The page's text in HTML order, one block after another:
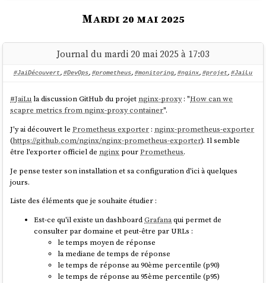
NVIM v0.11.4
LuaJIT 2.1.1748459687
Avec la commanderpm-ostree apply-live
Cette fonctionnalité doit se limité à des petits utilitaires. Pour les
composants systèmes, il est conseillé d'effectuer unreboot.
Note suivante : "Système de mise à jour d'Android, Chrome OS, MacOS
et MS Windows
J'ai publié ce playgroundsveltekit-environment-variable-
projetSSRavechydration.
différents (.envrc) :
# Set at application build time
export PUBLIC_VERSION="0.1.0"
# Set at application startup time and
accessible only on server side
POSTGRESQL_URL="postgresql://myuser:mypassword
123@localhost:5432/mydatabase"
# Set at application startup time and
accessible on frontend side
PUBLIC_GOATCOUNTER_ENDPOINT=https://example.co
Cela fonctionne parfaitement bien, c'est simple, pratique, un pur
Mardi 20 mai 2025
Journal du mardi 20 mai 2025 à 17:03
#JaiDécouvert, #DevOps, #prometheus, #monitoring, #nginx, #projet, #JaiLu
#JaiLula discussion GitHub du projetnginx-proxy: "How can we
scapre metrics from nginx-proxy container".
J'y ai découvert lePrometheus exporter : nginx-prometheus-exporter
(https://github.com/nginx/nginx-prometheus-exporter). Il semble
être l'exporter officiel de nginx pourPrometheus.
Je pense tester son installation et sa configuration d'ici à quelques
jours.
Liste des éléments que je souhaite étudier :
Est-ce qu'il existe un dashboardGrafanaqui permet de
consulter par domaine et peut-être par URLs :
le temps moyen de réponse
la mediane de temps de réponse
le temps de réponse au 90ème percentile (p90)
le temps de réponse au 95ème percentile (p95)